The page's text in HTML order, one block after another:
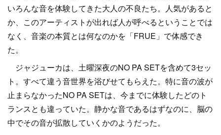
いろんな音を体験してきた大人の不良たち。人気があると
か、このアーティストが出れば人が呼べるということでは
なく、音楽の本質とは何なのかを「FRUE」で体感でき
た。
ジャジューカは、土曜深夜のNO PA SETを含めて3セッ
ト。すべて違う音世界を浴びせてもらえた。特に音の波が
止まらなかったNO PA SETは、今までに体験したどのト
ランスとも違っていた。静かな音であるはずなのに、脳の
中でその音が拡散していくかのようだった。